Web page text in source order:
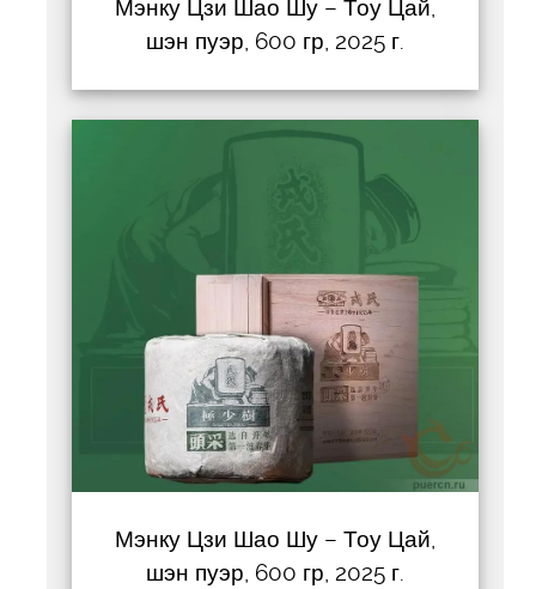
Мэнку Цзи Шао Шу – Тоу Цай,
шэн пуэр, 600 гр, 2025 г.
Мэнку Цзи Шао Шу – Тоу Цай,
шэн пуэр, 600 гр, 2025 г.